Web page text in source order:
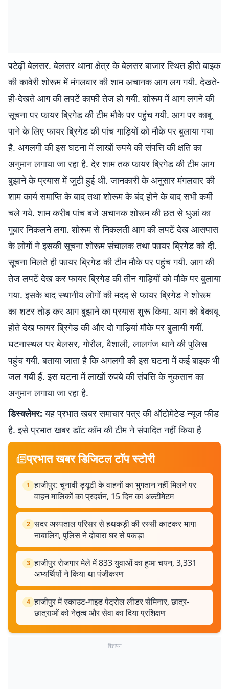
पटेढ़ी बेलसर. बेलसर थाना क्षेत्र के बेलसर बाजार स्थित हीरो बाइक
की कावेरी शोरूम में मंगलवार की शाम अचानक आग लग गयी. देखते-
ही-देखते आग की लपटें काफी तेज हो गयी. शोरूम में आग लगने की
सूचना पर फायर ब्रिगेड की टीम मौके पर पहुंच गयी. आग पर काबू
पाने के लिए फायर ब्रिगेड की पांच गाड़ियों को मौके पर बुलाया गया
है. अगलगी की इस घटना में लाखों रुपये की संपत्ति की क्षति का
अनुमान लगाया जा रहा है. देर शाम तक फायर ब्रिगेड की टीम आग
बुझाने के प्रयास में जुटी हुई थी. जानकारी के अनुसार मंगलवार की
शाम कार्य समाप्ति के बाद तथा शोरूम के बंद होने के बाद सभी कर्मी
चले गये. शाम करीब पांच बजे अचानक शोरूम की छत से धुआं का
गुबार निकलने लगा. शोरूम से निकलती आग की लपटें देख आसपास
के लोगों ने इसकी सूचना शोरूम संचालक तथा फायर ब्रिगेड को दी.
सूचना मिलते ही फायर ब्रिगेड की टीम मौके पर पहुंच गयी. आग की
तेज लपटें देख कर फायर ब्रिगेड की तीन गाड़ियों को मौके पर बुलाया
गया. इसके बाद स्थानीय लोगों की मदद से फायर ब्रिगेड ने शोरूम
का शटर तोड़ कर आग बुझाने का प्रयास शुरू किया. आग को बेकाबू
होते देख फायर ब्रिगेड की और दो गाड़ियां मौके पर बुलायी गयीं.
घटनास्थल पर बेलसर, गोरौल, वैशाली, लालगंज थाने की पुलिस
पहुंच गयी. बताया जाता है कि अगलगी की इस घटना में कई बाइक भी
जल गयी हैं. इस घटना में लाखों रुपये की संपत्ति के नुकसान का
अनुमान लगाया जा रहा है.
डिस्क्लेमर: यह प्रभात खबर समाचार पत्र की ऑटोमेटेड न्यूज फीड
है. इसे प्रभात खबर डॉट कॉम की टीम ने संपादित नहीं किया है
प्रभात खबर डिजिटल टॉप स्टोरी
1 हाजीपुर: चुनावी ड्यूटी के वाहनों का भुगतान नहीं मिलने पर
वाहन मालिकों का प्रदर्शन, 15 दिन का अल्टीमेटम
2 सदर अस्पताल परिसर से हथकड़ी की रस्सी काटकर भागा
नाबालिग, पुलिस ने दोबारा घर से पकड़ा
3 हाजीपुर रोजगार मेले में 833 युवाओं का हुआ चयन, 3,331
अभ्यर्थियों ने किया था पंजीकरण
4 हाजीपुर में स्काउट-गाइड पेट्रोल लीडर सेमिनार, छात्र-
छात्राओं को नेतृत्व और सेवा का दिया प्रशिक्षण
विज्ञापन